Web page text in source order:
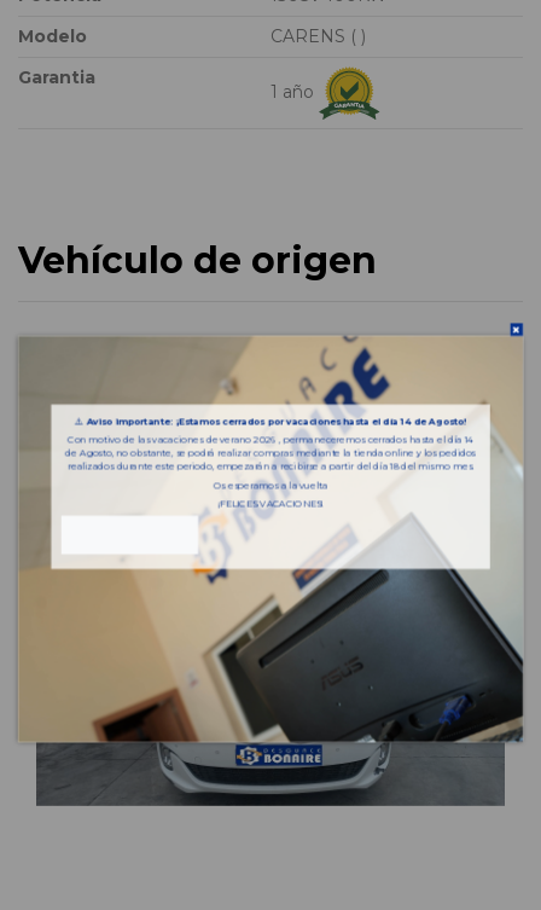
Modelo
CARENS ( )
Garantia
1 año
Vehículo de origen
⚠️ Aviso importante: ¡Estamos cerrados por vacaciones hasta el día 14 de Agosto!
Con motivo de las vacaciones de verano 2026 , permaneceremos cerrados hasta el día 14
de Agosto, no obstante, se podrá realizar compras mediante la tienda online y los pedidos
realizados durante este periodo, empezarán a recibirse a partir del día 18 del mismo mes.
Os esperamos a la vuelta
¡FELICES VACACIONES!